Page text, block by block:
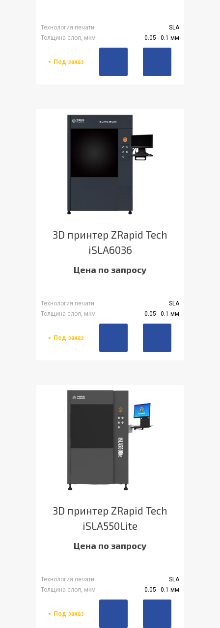
Технология печати
SLA
Толщина слоя, мкм
0.05 - 0.1 мм
Под заказ
3D принтер ZRapid Tech
iSLA6036
Цена по запросу
Технология печати
SLA
Толщина слоя, мкм
0.05 - 0.1 мм
Под заказ
3D принтер ZRapid Tech
iSLA550Lite
Цена по запросу
Технология печати
SLA
Толщина слоя, мкм
0.05 - 0.1 мм
Под заказ